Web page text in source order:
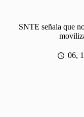
SNTE señala que
06,